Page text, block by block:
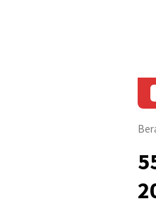
Pasar Baru